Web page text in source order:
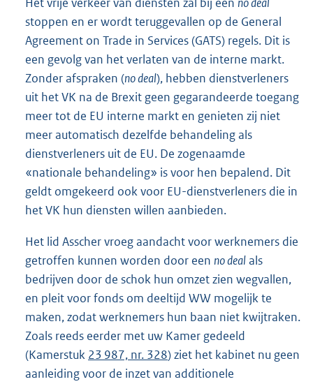
stoppen en er wordt teruggevallen op de General
Agreement on Trade in Services (GATS) regels. Dit is
een gevolg van het verlaten van de interne markt.
Zonder afspraken (no deal), hebben dienstverleners
uit het VK na de Brexit geen gegarandeerde toegang
meer tot de EU interne markt en genieten zij niet
meer automatisch dezelfde behandeling als
dienstverleners uit de EU. De zogenaamde
«nationale behandeling» is voor hen bepalend. Dit
geldt omgekeerd ook voor EU-dienstverleners die in
het VK hun diensten willen aanbieden.
Het lid Asscher vroeg aandacht voor werknemers die
getroffen kunnen worden door een no dealals
bedrijven door de schok hun omzet zien wegvallen,
en pleit voor fonds om deeltijd WW mogelijk te
maken, zodat werknemers hun baan niet kwijtraken.
Zoals reeds eerder met uw Kamer gedeeld
(Kamerstuk 23 987, nr. 328) ziet het kabinet nu geen
aanleiding voor de inzet van additionele